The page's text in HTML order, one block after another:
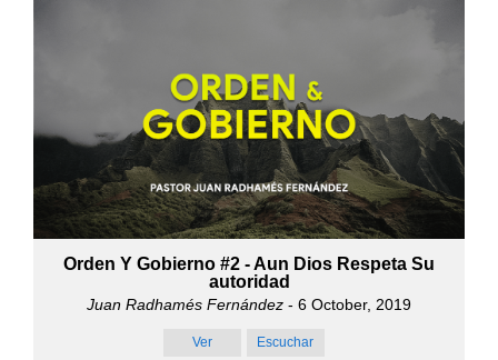
Orden Y Gobierno #2 - Aun Dios Respeta Su
autoridad
Juan Radhamés Fernández - 6 October, 2019
Ver Escuchar